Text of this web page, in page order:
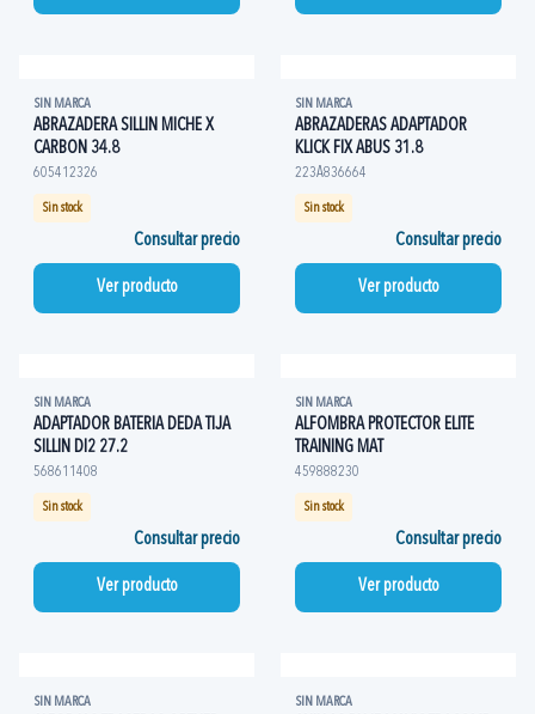
SIN MARCA
ABRAZADERA SILLIN MICHE X
CARBON 34.8
605412326
Sin stock
Consultar precio
Ver producto
SIN MARCA
ABRAZADERAS ADAPTADOR
KLICK FIX ABUS 31.8
223A836664
Sin stock
Consultar precio
Ver producto
SIN MARCA
ADAPTADOR BATERIA DEDA TIJA
SILLIN DI2 27.2
568611408
Sin stock
Consultar precio
Ver producto
SIN MARCA
ALFOMBRA PROTECTOR ELITE
TRAINING MAT
459888230
Sin stock
Consultar precio
Ver producto
SIN MARCA SIN MARCA